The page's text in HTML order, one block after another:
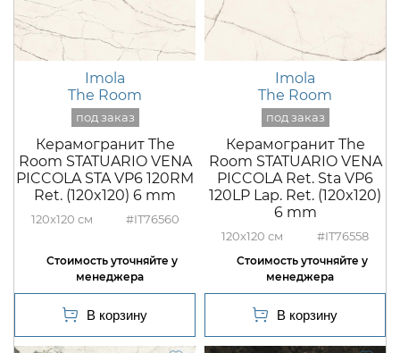
Imola
The Room
Керамогранит The
Room STATUARIO VENA
PICCOLA STA VP6 120RM
Ret. (120x120) 6 mm
120x120 #IT76560
Imola
The Room
Керамогранит The
Room STATUARIO VENA
PICCOLA Ret. Sta VP6
120LP Lap. Ret. (120x120)
6 mm
120x120 #IT76558